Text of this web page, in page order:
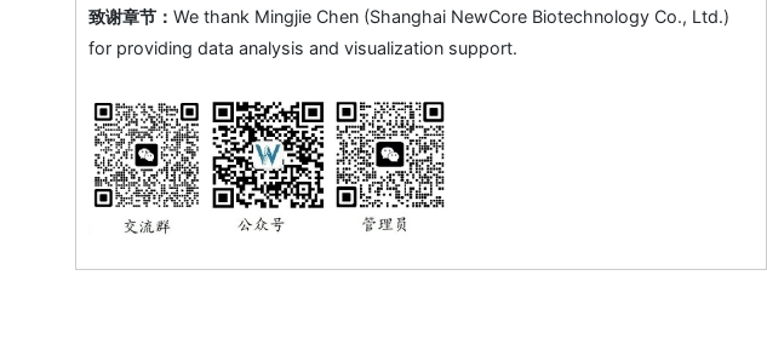
致谢章节： We thank Mingjie Chen (Shanghai NewCore Biotechnology Co., Ltd.)
for providing data analysis and visualization support.